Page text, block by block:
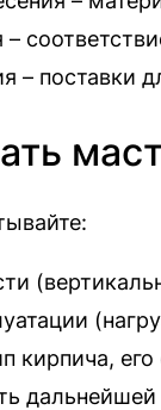
–
– поставки
кирпича,
дальнейшей